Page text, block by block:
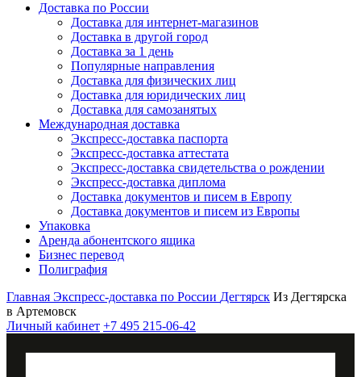
Доставка по России
Доставка для интернет-магазинов
Доставка в другой город
Доставка за 1 день
Популярные направления
Доставка для физических лиц
Доставка для юридических лиц
Доставка для самозанятых
Международная доставка
Экспресс-доставка паспорта
Экспресс-доставка аттестата
Экспресс-доставка свидетельства о рождении
Экспресс-доставка диплома
Доставка документов и писем в Европу
Доставка документов и писем из Европы
Упаковка
Аренда абонентского ящика
Бизнес перевод
Полиграфия
Главная Экспресс-доставка по России Дегтярск Из Дегтярска
в Артемовск
Личный кабинет +7 495 215-06-42